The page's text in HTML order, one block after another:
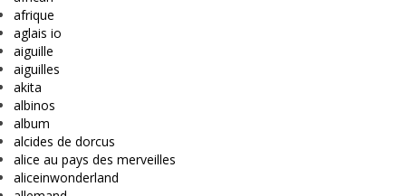
afrique
aglais io
aiguille
aiguilles
akita
albinos
album
alcides de dorcus
alice au pays des merveilles
aliceinwonderland